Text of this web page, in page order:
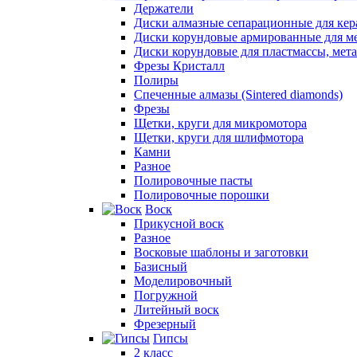
Держатели
Диски алмазные сепарационные для
Диски корундовые армированные для
Диски корундовые для пластмассы,
Фрезы Кристалл
Полиры
Спеченные алмазы (Sintered diamonds)
Фрезы
Щетки, круги для микромотора
Щетки, круги для шлифмотора
Камни
Разное
Полировочные пасты
Полировочные порошки
Воск
Прикусной воск
Разное
Восковые шаблоны и заготовки
Базисный
Моделировочный
Погружной
Литейный воск
Фрезерный
Гипсы
2 класс